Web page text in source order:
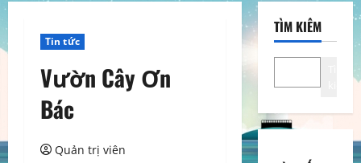
Tin tức
Vườn Cây Ơn
Bác
Quản trị viên
TÌM KIẾM